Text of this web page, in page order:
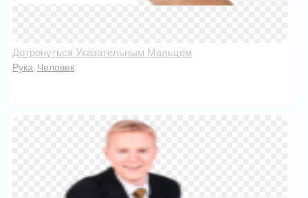
Дотронуться Указательным Мальцем
Рука Человек